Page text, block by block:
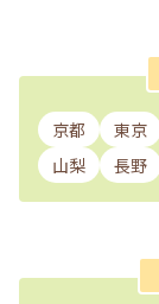
京都 東京
山梨
長野